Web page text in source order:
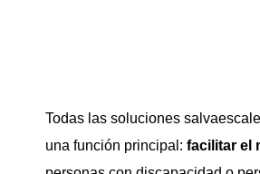
Todas las soluciones
una función principal: facilitar el